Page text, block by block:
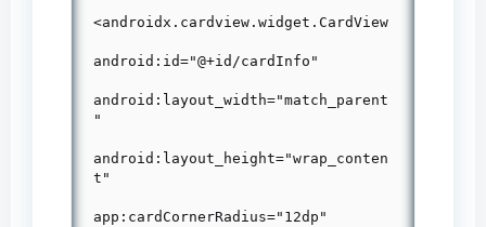
<androidx.cardview.widget.CardView
android:id="@+id/cardInfo"
android:layout_width="match_parent
"
android:layout_height="wrap_conten
t"
app:cardCornerRadius="12dp"